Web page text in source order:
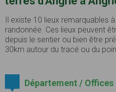
Il existe 10 lieux remarquables
randonnée. Ces lieux peuvent
depuis le sentier ou bien être
30km autour du tracé ou du
Département /